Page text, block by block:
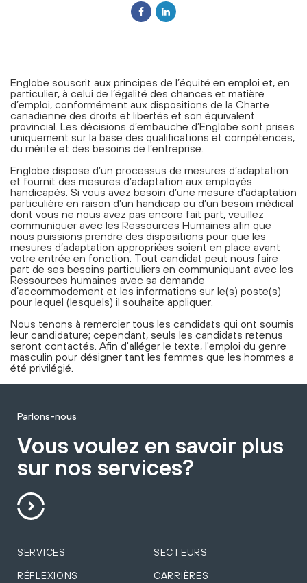
Englobe souscrit aux principes de l’équité en emploi et, en
particulier, à celui de l’égalité des chances et matière
d’emploi, conformément aux dispositions de la Charte
canadienne des droits et libertés et son équivalent
provincial. Les décisions d’embauche d’Englobe sont prises
uniquement sur la base des qualifications et compétences,
du mérite et des besoins de l’entreprise.
Englobe dispose d’un processus de mesures d’adaptation
et fournit des mesures d’adaptation aux employés
handicapés. Si vous avez besoin d’une mesure d'adaptation
particulière en raison d’un handicap ou d’un besoin médical
dont vous ne nous avez pas encore fait part, veuillez
communiquer avec les Ressources Humaines afin que
nous puissions prendre des dispositions pour que les
mesures d’adaptation appropriées soient en place avant
votre entrée en fonction. Tout candidat peut nous faire
part de ses besoins particuliers en communiquant avec les
Ressources humaines avec sa demande
d’accommodement et les informations sur le(s) poste(s)
pour lequel (lesquels) il souhaite appliquer.
Nous tenons à remercier tous les candidats qui ont soumis
leur candidature; cependant, seuls les candidats retenus
seront contactés. Afin d'alléger le texte, l'emploi du genre
masculin pour désigner tant les femmes que les hommes a
été privilégié.
Parlons-nous
Vous voulez en savoir plus
sur nos services?
SERVICES SECTEURS
RÉFLEXIONS CARRIÈRES